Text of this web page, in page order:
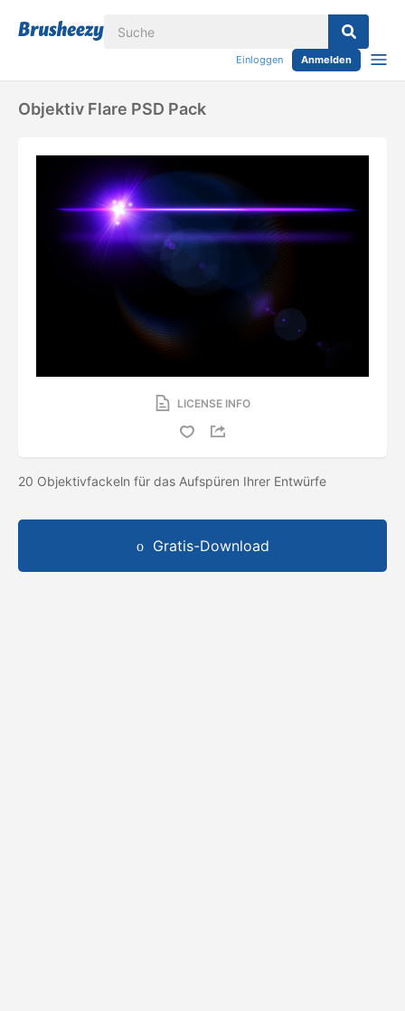
Einloggen Anmelden
Objektiv Flare PSD Pack
LICENSE INFO
20 Objektivfackeln für das Aufspüren Ihrer Entwürfe
Gratis-Download